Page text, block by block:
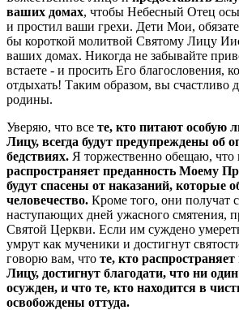
ваших домах, чтобы Небесный Отец
и простил ваши грехи. Дети Мои,
бы короткой молитвой Святому Лицу
ваших домах. Никогда не забывайте
встаете - и просить Его благословения,
отдыхать! Таким образом, вы счастливо
родины.
Уверяю, что все те, кто питают особую
Лицу, всегда будут предупреждены об
бедствиях. Я торжественно обещаю, что
распространяет преданность Моему
будут спасены от наказаний, которые
человечество. Кроме того, они получат
наступающих дней ужасного смятения,
Святой Церкви. Если им суждено
умрут как мученики и достигнут
говорю вам, что те, кто
Лицу, достигнут благодати, что ни
осужден, и что те, кто находится в
освобождены оттуда.